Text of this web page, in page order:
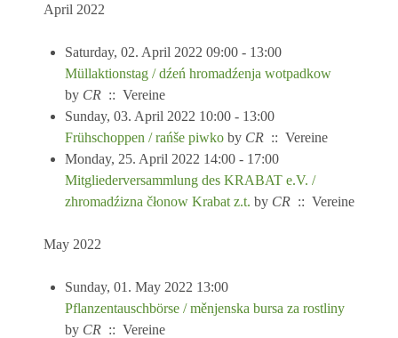
April 2022
Saturday, 02. April 2022 09:00 - 13:00
Müllaktionstag / dźeń hromadźenja wotpadkow
by CR :: Vereine
Sunday, 03. April 2022 10:00 - 13:00
Frühschoppen / rańše piwko by CR :: Vereine
Monday, 25. April 2022 14:00 - 17:00
Mitgliederversammlung des KRABAT e.V. /
zhromadźizna čłonow Krabat z.t. by CR :: Vereine
May 2022
Sunday, 01. May 2022 13:00
Pflanzentauschbörse / měnjenska bursa za rostliny
by CR :: Vereine